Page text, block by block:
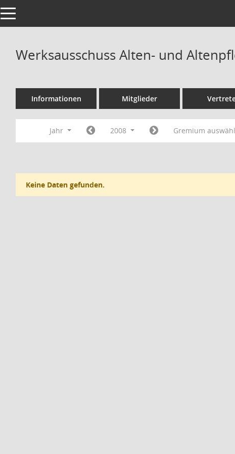
Toggle navigation
Werksausschuss Alten- und
Informationen Mitglieder
Jahr 2008 Gremium
Keine Daten gefunden.